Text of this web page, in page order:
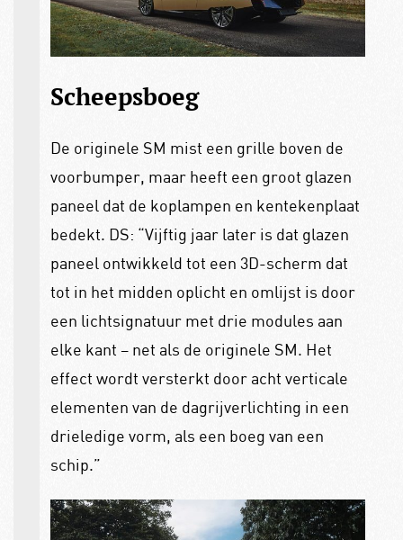
Scheepsboeg
De originele SM mist een grille boven de
voorbumper, maar heeft een groot glazen
paneel dat de koplampen en kentekenplaat
bedekt. DS: “Vijftig jaar later is dat glazen
paneel ontwikkeld tot een 3D-scherm dat
tot in het midden oplicht en omlijst is door
een lichtsignatuur met drie modules aan
elke kant – net als de originele SM. Het
effect wordt versterkt door acht verticale
elementen van de dagrijverlichting in een
drieledige vorm, als een boeg van een
schip.”